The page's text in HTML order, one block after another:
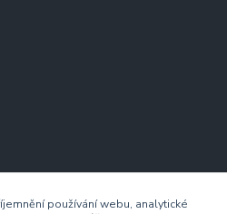
používání webu, analytické